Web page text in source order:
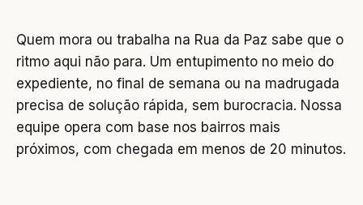
Quem mora ou trabalha na Rua da Paz sabe que o
ritmo aqui não para. Um entupimento no meio do
expediente, no final de semana ou na madrugada
precisa de solução rápida, sem burocracia. Nossa
equipe opera com base nos bairros mais
próximos, com chegada em menos de 20 minutos.